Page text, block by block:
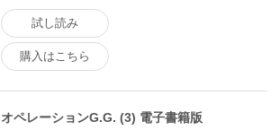
試し読み
購入はこちら
オペレーションG.G. (3) 電子書籍版